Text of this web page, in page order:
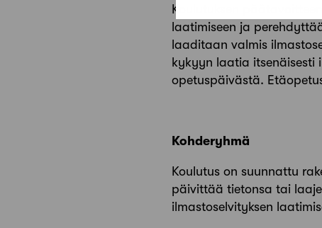
Koulutuksen
laatimiseen ja
laaditaan valmis
kykyyn laatia itsenäisesti
opetuspäivästä.
Kohderyhmä
Koulutus on suunnattu
päivittää tietonsa tai
ilmastoselvityksen